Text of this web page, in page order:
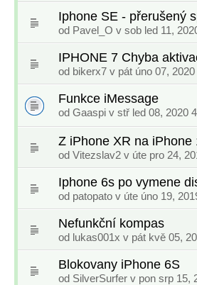
Iphone SE - přerušený
od Pavel_O v sob led 11,
IPHONE 7 Chyba
od bikerx7 v pát úno 07,
Funkce iMessage
od Gaaspi v stř led 08, 2020
Z iPhone XR na iPhone
od Vitezslav2 v úte pro 24,
Iphone 6s po vymene
od patopato v úte úno 19,
Nefunkční kompas
od lukas001x v pát kvě 05,
Blokovany iPhone 6S
od SilverSurfer v pon srp 15,